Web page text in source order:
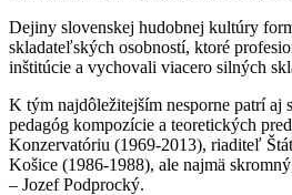
Dejiny slovenskej hudobnej kultúry
skladateľských osobností, ktoré
inštitúcie a vychovali viacero silných
K tým najdôležitejším nesporne patrí aj
pedagóg kompozície a teoretických
Konzervatóriu (1969-2013), riaditeľ
Košice (1986-1988), ale najmä
– Jozef Podprocký.